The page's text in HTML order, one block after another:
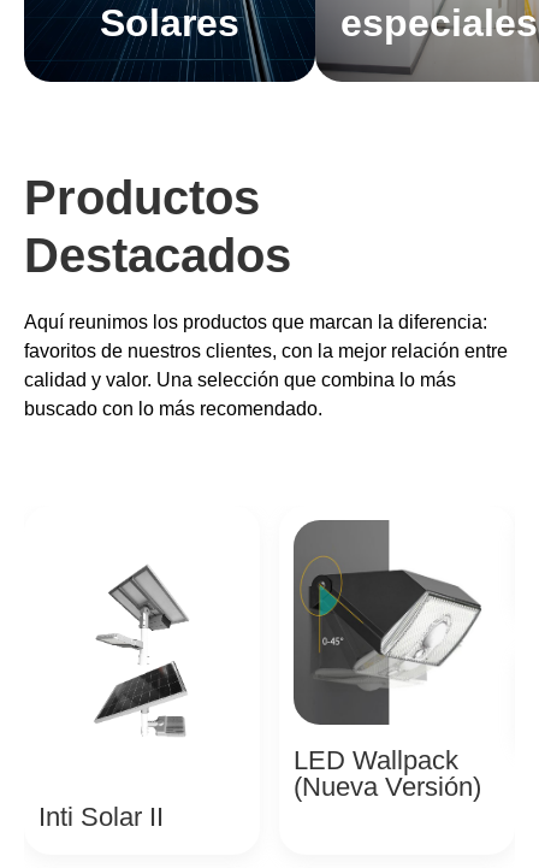
Solares
especiales
Productos
Destacados
Aquí reunimos los productos que marcan la diferencia:
favoritos de nuestros clientes, con la mejor relación entre
calidad y valor. Una selección que combina lo más
buscado con lo más recomendado.
Inti Solar II
LED Wallpack
(Nueva Versión)